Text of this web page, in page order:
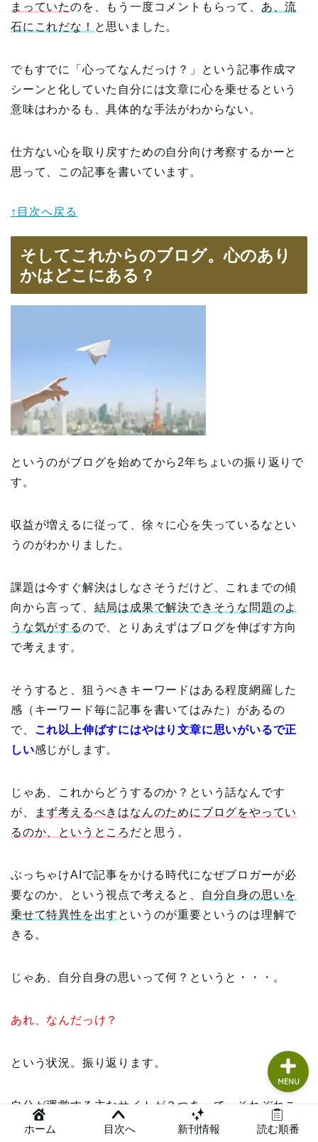
まっていたのを、もう一度コメントもらって、 あ、流
石にこれだな！ と思いました。
でもすでに「心ってなんだっけ？」という記事作成マ
シーンと化していた自分には文章に心を乗せるという
意味はわかるも、具体的な手法がわからない。
仕方ない心を取り戻すための自分向け考察するかーと
思って、この記事を書いています。
↑目次へ戻る
そしてこれからのブログ。心のあり
かはどこにある？
というのがブログを始めてから2年ちょいの振り返りで
す。
収益が増えるに従って、徐々に心を失っているなとい
うのがわかりました。
課題は今すぐ解決はしなさそうだけど、これまでの傾
向から言って、 結局は成果で解決できそうな問題のよ
うな気がするので、とりあえずはブログを伸ばす方向
で考えます。
そうすると、狙うべきキーワードはある程度網羅した
感（キーワード毎に記事を書いてはみた）があるの
で、 これ以上伸ばすにはやはり文章に思いがいるで正
しい感じがします。
じゃあ、これからどうするのか？という話なんです
が、
まず考えるべきはなんのためにブログをやってい
るのか、というところ だと思う。
ぶっちゃけAIで記事をかける時代になぜブロガーが必
要なのか、という視点で考えると、
自分自身の思いを
乗せて特異性を出す というのが重要というのは理解で
きる。
じゃあ、自分自身の思いって何？というと・・・。
あれ、なんだっけ？
という状況。振り返ります。
自分が運営する主なサイトが３つあって、それぞれこ
んな感じのテーマで始めました。
ホーム 目次へ 新刊情報 読む順番
MENU
本の読み方
本まとめ
本レビュー